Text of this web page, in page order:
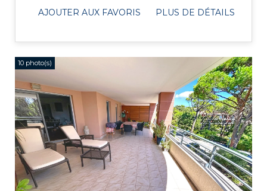
AJOUTER AUX FAVORIS
PLUS DE DÉTAILS
10 photo(s)